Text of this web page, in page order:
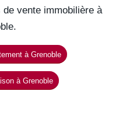
vente immobilière à
à Grenoble
à Grenoble